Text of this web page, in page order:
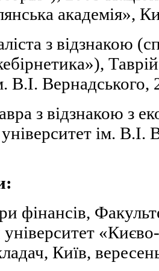
академія»,
з відзнакою
В.І.
з відзнакою з
ім. В.І.
фінансів,
Київ,